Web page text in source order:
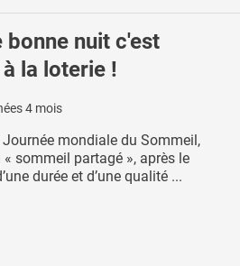
bonne nuit c'est
la loterie !
4 mois
mondiale du Sommeil,
sommeil partagé », après le
durée et d’une qualité ...